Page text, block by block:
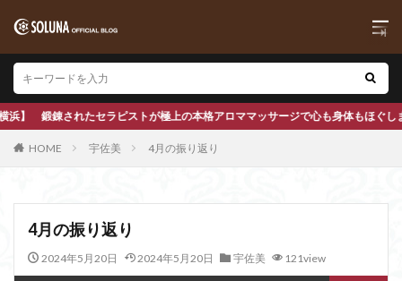
マッサージで心も身体もほぐします
HOME 宇佐美 4月の振り返り
4月の振り返り
2024年5月20日 2024年5月20日 宇佐美 121view